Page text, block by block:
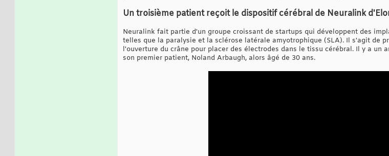
Un troisième patient reçoit le dispositif cérébral de Neuralink
Neuralink fait partie d'un groupe croissant de startups qui développent des
telles que la paralysie et la sclérose latérale amyotrophique (SLA). Il s'agit de
l'ouverture du crâne pour placer des électrodes dans le tissu cérébral. Il y a
son premier patient, Noland Arbaugh, alors âgé de 30 ans.